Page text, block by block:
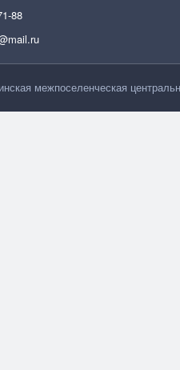
88
межпоселенческая